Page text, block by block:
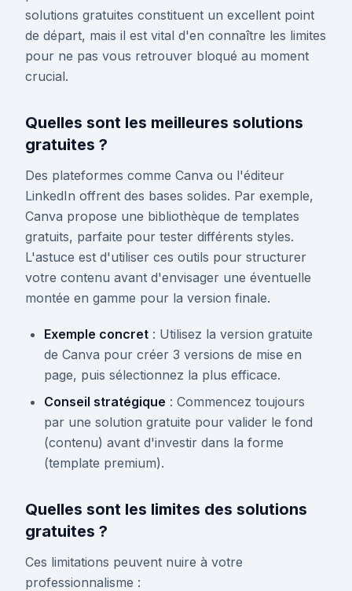
solutions gratuites constituent un excellent point
de départ, mais il est vital d'en connaître les limites
pour ne pas vous retrouver bloqué au moment
crucial.
Quelles sont les meilleures solutions
gratuites ?
Des plateformes comme Canva ou l'éditeur
LinkedIn offrent des bases solides. Par exemple,
Canva propose une bibliothèque de templates
gratuits, parfaite pour tester différents styles.
L'astuce est d'utiliser ces outils pour structurer
votre contenu avant d'envisager une éventuelle
montée en gamme pour la version finale.
Exemple concret : Utilisez la version gratuite
de Canva pour créer 3 versions de mise en
page, puis sélectionnez la plus efficace.
Conseil stratégique : Commencez toujours
par une solution gratuite pour valider le fond
(contenu) avant d'investir dans la forme
(template premium).
Quelles sont les limites des solutions
gratuites ?
Ces limitations peuvent nuire à votre
professionnalisme :